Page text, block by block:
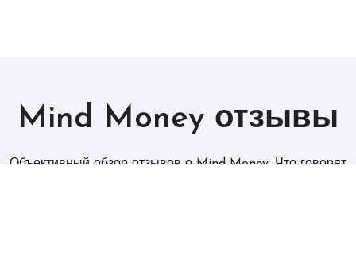
Mind Money отзывы
Объективный обзор отзывов о Mind Money. Что говорят